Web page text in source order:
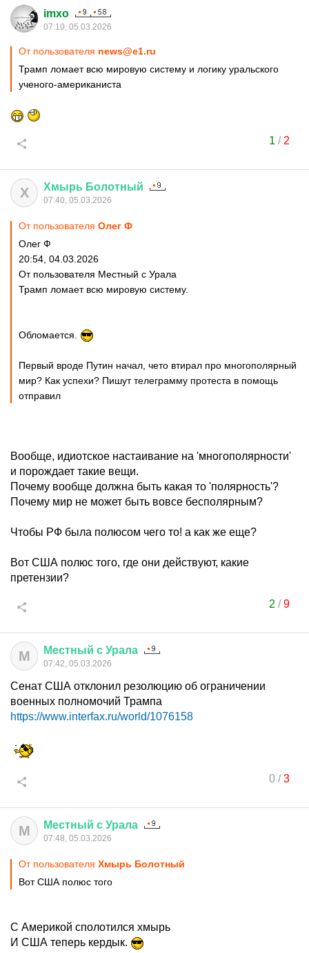
imxo
07:10, 05.03.2026
От пользователя news@e1.ru
Трамп ломает всю мировую систему и логику уральского
ученого-американиста
1 / 2
Х Хмырь Болотный
07:40, 05.03.2026
От пользователя Олег Ф
Олег Ф
20:54, 04.03.2026
От пользователя Местный с Урала
Трамп ломает всю мировую систему.
Обломается.
Первый вроде Путин начал, чето втирал про многополярный
мир? Как успехи? Пишут телеграмму протеста в помощь
отправил
Вообще, идиотское настаивание на 'многополярности'
и порождает такие вещи.
Почему вообще должна быть какая то 'полярность'?
Почему мир не может быть вовсе бесполярным?
Чтобы РФ была полюсом чего то! а как же еще?
Вот США полюс того, где они действуют, какие
претензии?
2 /9
М Местный с Урала
07:42, 05.03.2026
Сенат США отклонил резолюцию об ограничении
военных полномочий Трампа
https://www.interfax.ru/world/1076158
0/3
М Местный с Урала
07:48, 05.03.2026
От пользователя Хмырь Болотный
Вот США полюс того
С Америкой сполотился хмырь
И США теперь кердык.